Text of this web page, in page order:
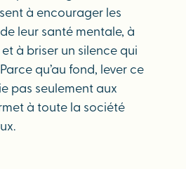
à encourager les
leur santé mentale, à
à briser un silence qui
qu’au fond, lever ce
pas seulement aux
à toute la société